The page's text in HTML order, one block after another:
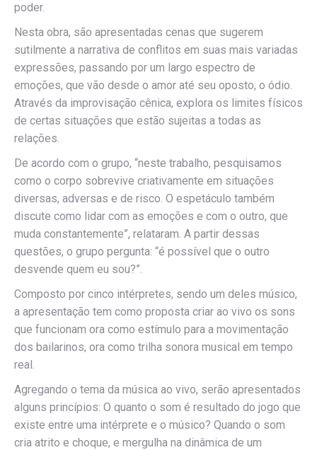
poder.
Nesta obra, são apresentadas cenas que sugerem
sutilmente a narrativa de conflitos em suas mais variadas
expressões, passando por um largo espectro de
emoções, que vão desde o amor até seu oposto, o ódio.
Através da improvisação cênica, explora os limites físicos
de certas situações que estão sujeitas a todas as
relações.
De acordo com o grupo, “neste trabalho, pesquisamos
como o corpo sobrevive criativamente em situações
diversas, adversas e de risco. O espetáculo também
discute como lidar com as emoções e com o outro, que
muda constantemente”, relataram. A partir dessas
questões, o grupo pergunta: “é possível que o outro
desvende quem eu sou?”.
Composto por cinco intérpretes, sendo um deles músico,
a apresentação tem como proposta criar ao vivo os sons
que funcionam ora como estímulo para a movimentação
dos bailarinos, ora como trilha sonora musical em tempo
real.
Agregando o tema da música ao vivo, serão apresentados
alguns princípios: O quanto o som é resultado do jogo que
existe entre uma intérprete e o músico? Quando o som
cria atrito e choque, e mergulha na dinâmica de um